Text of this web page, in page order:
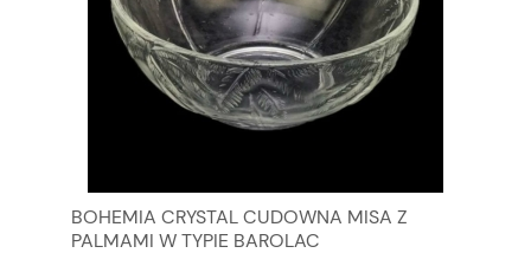
BOHEMIA CRYSTAL CUDOWNA MISA Z
PALMAMI W TYPIE BAROLAC